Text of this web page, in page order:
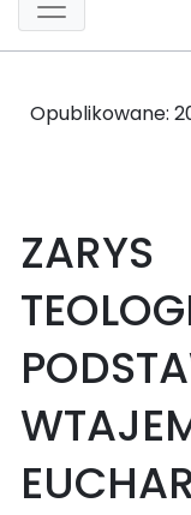
Opublikowane:
ZARYS